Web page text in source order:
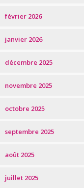
février 2026
janvier 2026
décembre 2025
novembre 2025
octobre 2025
septembre 2025
août 2025
juillet 2025